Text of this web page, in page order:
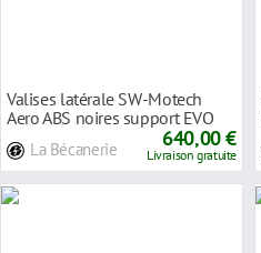
Valises latérale SW-Motech
Aero ABS noires support EVO
La Bécanerie 640,00 €
Livraison gratuite